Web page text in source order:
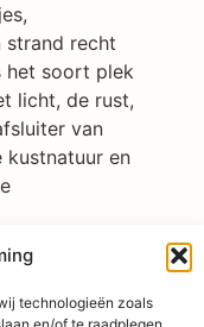
technologieën zoals
strand recht
het soort plek
licht, de rust,
van
kustnatuur en